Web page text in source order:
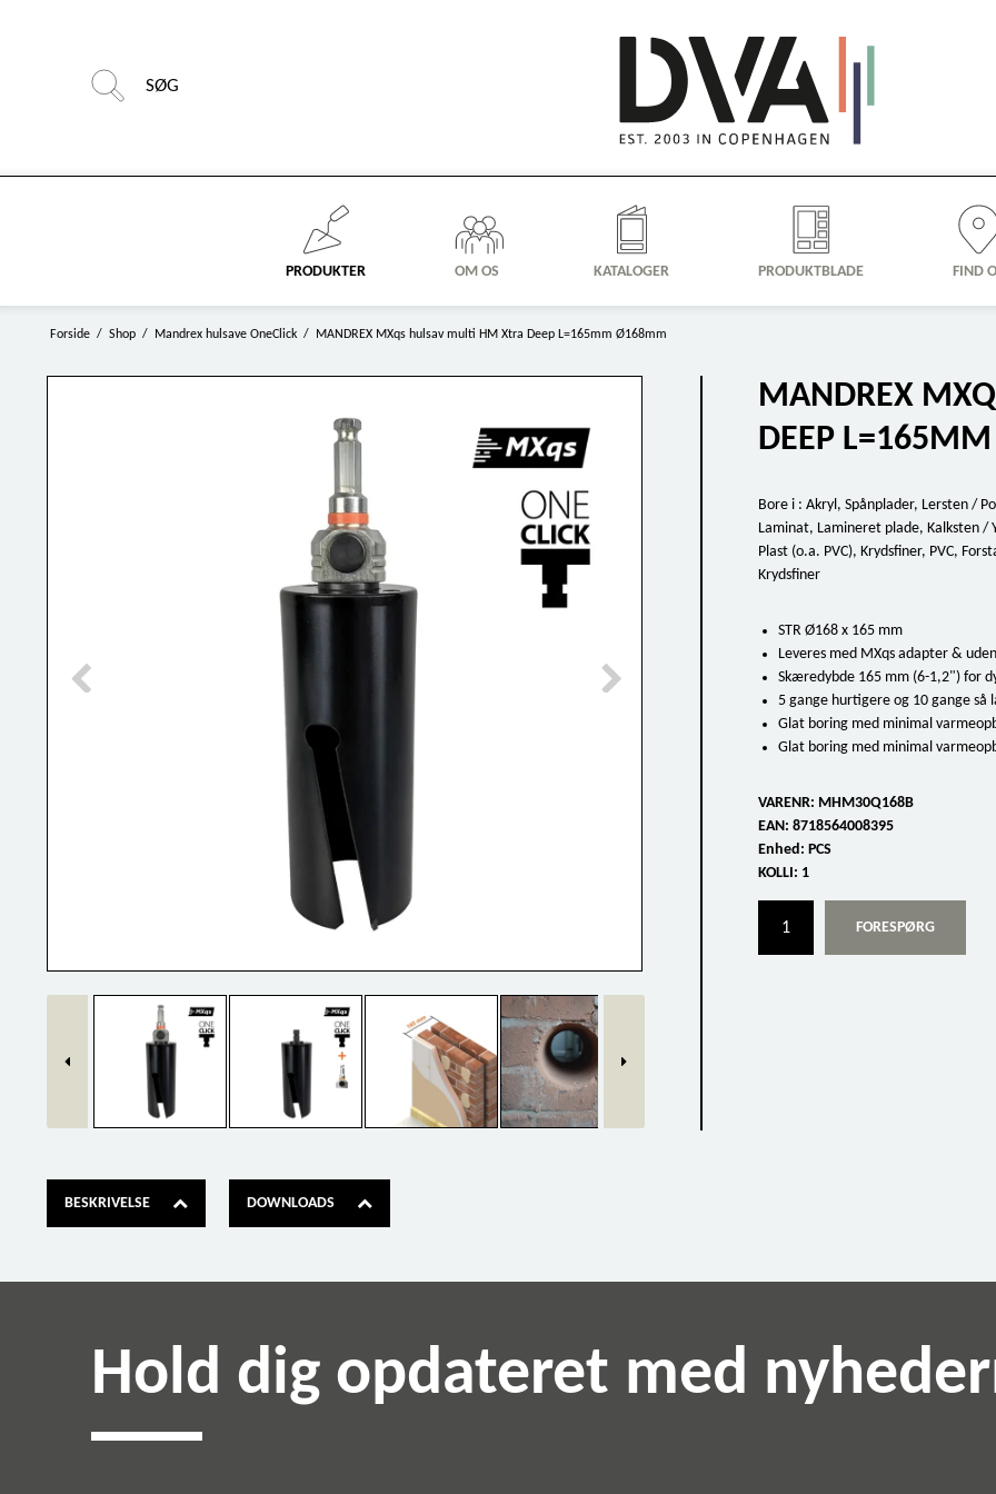
PRODUKTER OM OS KATALOGER PRODUKTBLADE FIND
Forside / Shop / Mandrex hulsave OneClick / MANDREX MXqs hulsav multi HM Xtra Deep L=165mm Ø168mm
MANDREX
DEEP
Bore i : Akryl, Spånplader, Lersten /
Laminat, Lamineret plade, Kalksten
Plast (o.a. PVC), Krydsfiner, PVC,
Krydsfiner
STR Ø168 x 165 mm
Leveres med MXqs adapter &
Skæredybde 165 mm (6-1,2") for
5 gange hurtigere og 10 gange så
Glat boring med minimal
Glat boring med minimal
VARENR: MHM30Q168B
EAN: 8718564008395
Enhed: PCS
KOLLI: 1
FORESPØRG
BESKRIVELSE DOWNLOADS
Hold dig opdateret med